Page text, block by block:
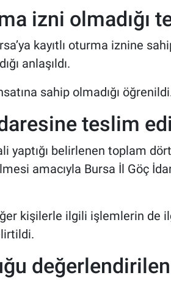
izni olmadığı
kayıtlı oturma iznine
anlaşıldı.
sahip olmadığı
teslim
yaptığı belirlenen toplam
amacıyla Bursa İl Göç
kişilerle ilgili işlemlerin de